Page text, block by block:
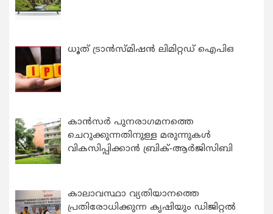
ധൂത് ട്രാൻസ്മിഷൻ ലിമിറ്റഡ് ഐപിഒ
കാന്‍സര്‍ പുനരാഗമനത്തെ
ചെറുക്കുന്നതിനുള്ള മരുന്നുകള്‍
വികസിപ്പിക്കാന്‍ ബ്രിക്-ആര്‍ജിസിബി
കാലാവസ്ഥാ വ്യതിയാനത്തെ
പ്രതിരോധിക്കുന്ന കൃഷിയും ഡിജിറ്റൽ